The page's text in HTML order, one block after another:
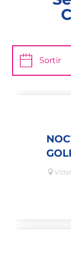
Sortir
Vittel